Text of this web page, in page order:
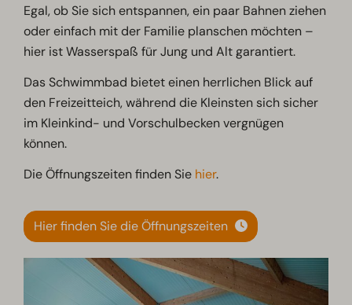
Egal, ob Sie sich entspannen, ein paar Bahnen ziehen
oder einfach mit der Familie planschen möchten –
hier ist Wasserspaß für Jung und Alt garantiert.
Das Schwimmbad bietet einen herrlichen Blick auf
den Freizeitteich, während die Kleinsten sich sicher
im Kleinkind- und Vorschulbecken vergnügen
können.
Die Öffnungszeiten finden Sie hier.
Hier finden Sie die Öffnungszeiten